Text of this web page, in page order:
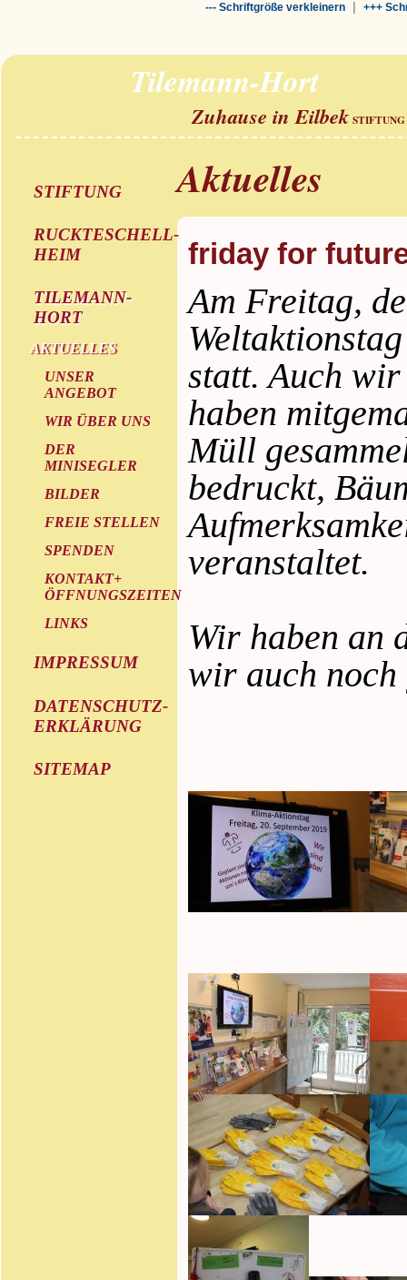
--- Schriftgröße verkleinern| +++
Tilemann-Hort
Zuhause in Eilbek
STIFTUNG
RUCKTESCHELL-
HEIM
TILEMANN-
HORT
AKTUELLES
UNSER
ANGEBOT
WIR ÜBER UNS
DER
MINISEGLER
BILDER
FREIE STELLEN
SPENDEN
KONTAKT+
ÖFFNUNGSZEITEN
LINKS
IMPRESSUM
DATENSCHUTZ-
ERKLÄRUNG
SITEMAP
Aktuelles
friday for
Am Freitag,
statt. Auch wir
haben
Müll
bedruckt,
veranstaltet.
Wir haben an
wir auch noch